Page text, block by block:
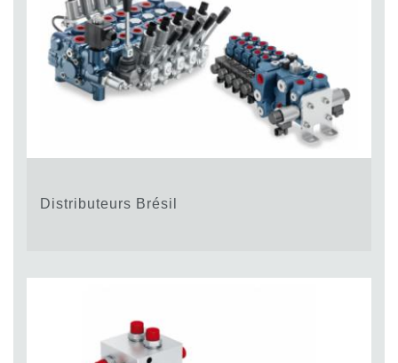
Distributeurs Brésil